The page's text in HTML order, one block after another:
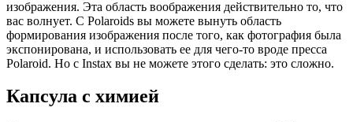
изображения. Эта область воображения действительно то, что
вас волнует. С Polaroids вы можете вынуть область
формирования изображения после того, как фотография была
экспонирована, и использовать ее для чего-то вроде пресса
Polaroid. Но с Instax вы не можете этого сделать: это сложно.
Капсула с химией